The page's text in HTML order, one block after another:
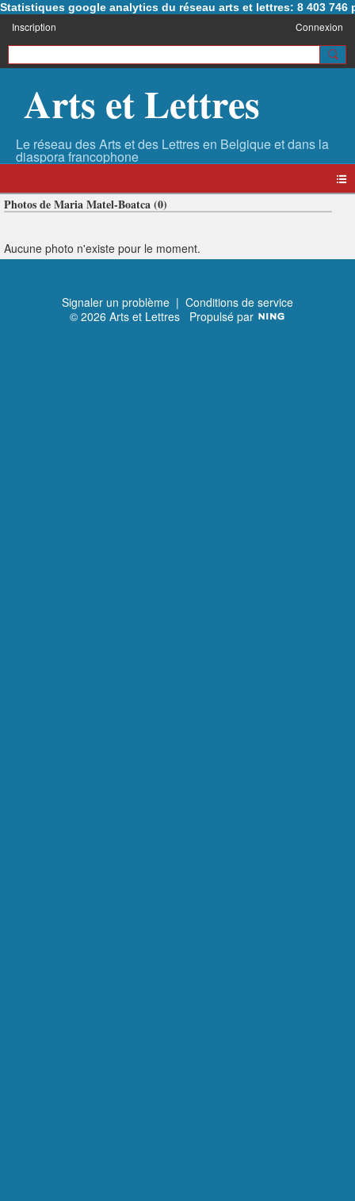
Statistiques google analytics du réseau arts et lettres: 8 403 746
Inscription Connexion
Arts et Lettres
Photos de Maria Matel-Boatca (0)
Aucune photo n'existe pour le moment.
Signaler un problème | Conditions de service
© 2026 Arts et Lettres Propulsé par